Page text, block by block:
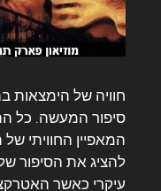
חוויה של הימצאות
סיפור המעשה. כל
המאפיין החוויתי
להציג את הסיפור
עיקרי כאשר